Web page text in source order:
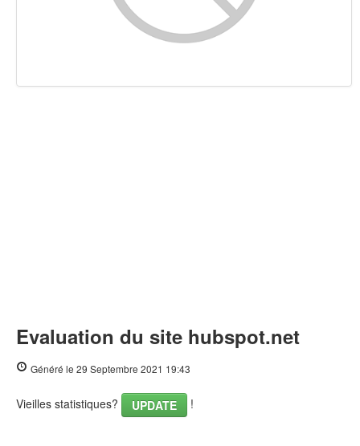
Document
Evaluation du site hubspot.net
Généré le 29 Septembre 2021 19:43
Vieilles statistiques? UPDATE !